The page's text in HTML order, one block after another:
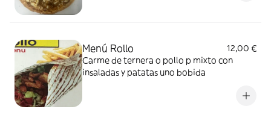
Menú Rollo
12,00 €
Carme de ternera o pollo p mixto con
insaladas y patatas uno bobida